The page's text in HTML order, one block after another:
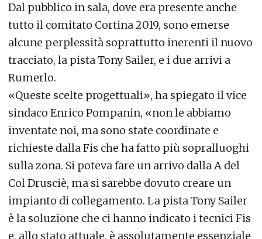
Dal pubblico in sala, dove era presente anche
tutto il comitato Cortina 2019, sono emerse
alcune perplessità soprattutto inerenti il nuovo
tracciato, la pista Tony Sailer, e i due arrivi a
Rumerlo.
«Queste scelte progettuali», ha spiegato il vice
sindaco Enrico Pompanin, «non le abbiamo
inventate noi, ma sono state coordinate e
richieste dalla Fis che ha fatto più sopralluoghi
sulla zona. Si poteva fare un arrivo dalla A del
Col Drusciè, ma si sarebbe dovuto creare un
impianto di collegamento. La pista Tony Sailer
è la soluzione che ci hanno indicato i tecnici Fis
e, allo stato attuale, è assolutamente essenziale